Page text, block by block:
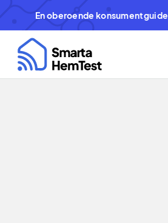
En oberoende